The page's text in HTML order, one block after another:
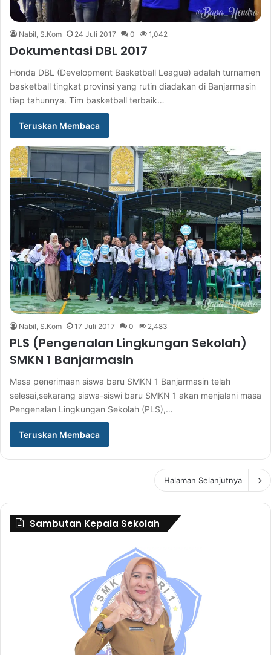
Nabil, S.Kom 24 Juli 2017 0 1,042
Dokumentasi DBL 2017
Honda DBL (Development Basketball League) adalah turnamen
basketball tingkat provinsi yang rutin diadakan di Banjarmasin
tiap tahunnya. Tim basketball terbaik…
Teruskan Membaca
Nabil, S.Kom 17 Juli 2017 0 2,483
PLS (Pengenalan Lingkungan Sekolah)
SMKN 1 Banjarmasin
Masa penerimaan siswa baru SMKN 1 Banjarmasin telah
selesai,sekarang siswa-siswi baru SMKN 1 akan menjalani masa
Pengenalan Lingkungan Sekolah (PLS),…
Teruskan Membaca
Halaman Selanjutnya
Sambutan Kepala Sekolah